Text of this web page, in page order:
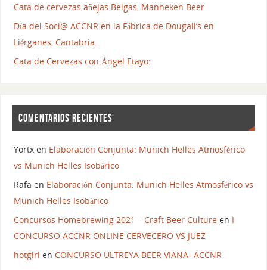
Cata de cervezas añejas Belgas, Manneken Beer
Día del Soci@ ACCNR en la Fábrica de Dougall’s en
Liérganes, Cantabria.
Cata de Cervezas con Ángel Etayo:
COMENTARIOS RECIENTES
Yortxen Elaboración Conjunta: Munich Helles Atmosférico
vs Munich Helles Isobárico
Rafa en Elaboración Conjunta: Munich Helles Atmosférico vs
Munich Helles Isobárico
Concursos Homebrewing 2021 – Craft Beer Cultureen I
CONCURSO ACCNR ONLINE CERVECERO VS JUEZ
hotgirl en CONCURSO ULTREYA BEER VIANA- ACCNR